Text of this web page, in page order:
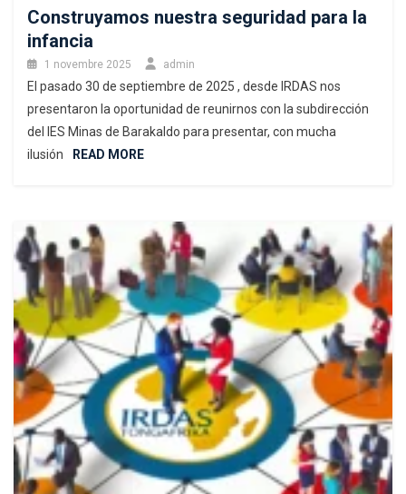
Construyamos nuestra seguridad para la
infancia
1 novembre 2025 admin
El pasado 30 de septiembre de 2025 , desde IRDAS nos
presentaron la oportunidad de reunirnos con la subdirección
del IES Minas de Barakaldo para presentar, con mucha
ilusión
READ MORE